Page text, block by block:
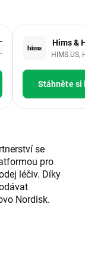
-
-
Hims &
HIMS.US,
Stáhněte
se
pro
léčiv. Díky
Nordisk.